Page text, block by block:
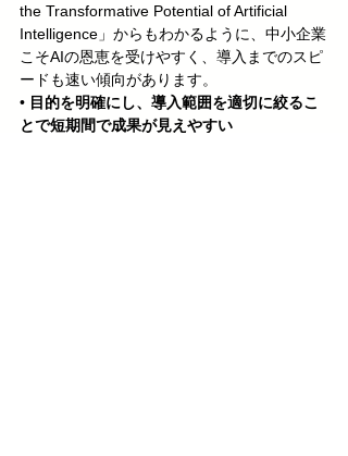
the Transformative Potential of Artificial
Intelligence」からもわかるように、中小企業
こそAIの恩恵を受けやすく、導入までのスピ
ードも速い傾向があります。
• 目的を明確にし、導入範囲を適切に絞るこ
とで短期間で成果が見えやすい